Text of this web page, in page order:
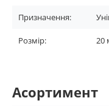
Призначення:
Розмір: 20
Асортимент